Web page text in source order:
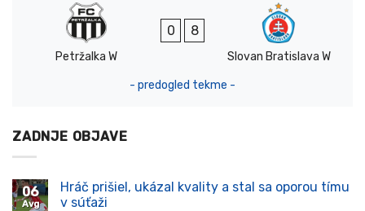
Petržalka W
0 8
Slovan Bratislava W
- predogled tekme -
ZADNJE OBJAVE
06
Avg
Hráč prišiel, ukázal kvality a stal sa oporou tímu
v súťaži